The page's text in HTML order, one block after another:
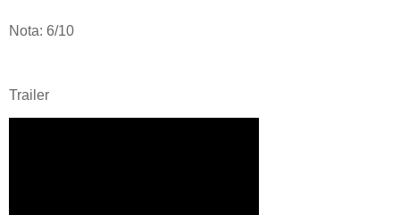
Nota: 6/10
Trailer